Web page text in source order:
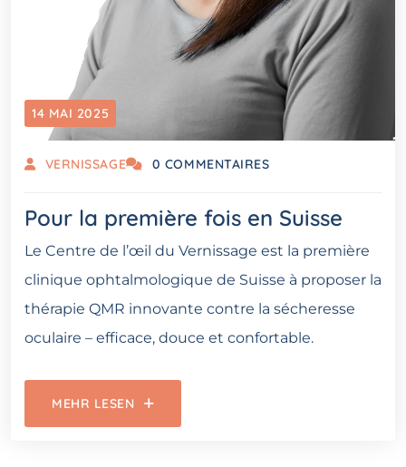
14 MAI 2025
VERNISSAGE 0 COMMENTAIRES
Pour la première fois en Suisse
Le Centre de l’œil du Vernissage est la première
clinique ophtalmologique de Suisse à proposer la
thérapie QMR innovante contre la sécheresse
oculaire – efficace, douce et confortable.
MEHR LESEN